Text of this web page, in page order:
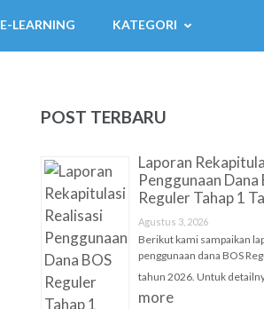
E-LEARNING KATEGORI
POST TERBARU
Laporan
Penggunaan Dana
Reguler Tahap 1
Agustus 3, 2026
Berikut kami sampaikan
penggunaan dana BOS
tahun 2026. Untuk
more